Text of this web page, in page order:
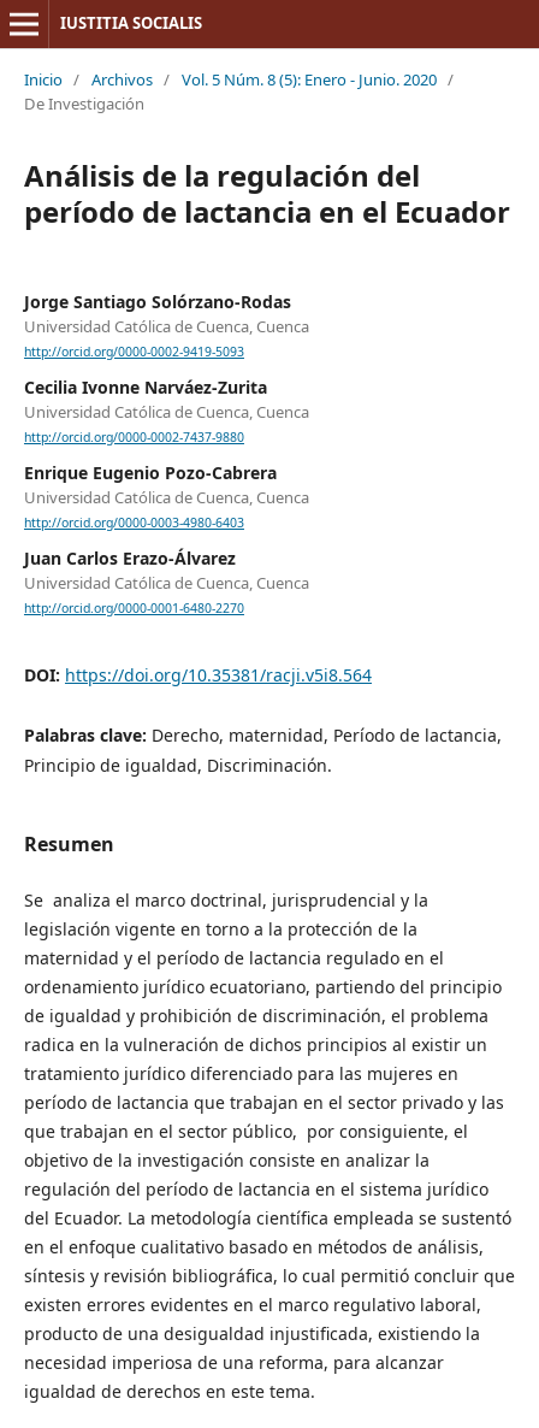
IUSTITIA SOCIALIS
Inicio / Archivos / Vol. 5 Núm. 8 (5): Enero - Junio. 2020 /
De Investigación
Análisis de la regulación del
período de lactancia en el Ecuador
Jorge Santiago Solórzano-Rodas
Universidad Católica de Cuenca, Cuenca
http://orcid.org/0000-0002-9419-5093
Cecilia Ivonne Narváez-Zurita
Universidad Católica de Cuenca, Cuenca
http://orcid.org/0000-0002-7437-9880
Enrique Eugenio Pozo-Cabrera
Universidad Católica de Cuenca, Cuenca
http://orcid.org/0000-0003-4980-6403
Juan Carlos Erazo-Álvarez
Universidad Católica de Cuenca, Cuenca
http://orcid.org/0000-0001-6480-2270
DOI: https://doi.org/10.35381/racji.v5i8.564
Palabras clave: Derecho, maternidad, Período de lactancia,
Principio de igualdad, Discriminación.
Resumen
Se analiza el marco doctrinal, jurisprudencial y la
legislación vigente en torno a la protección de la
maternidad y el período de lactancia regulado en el
ordenamiento jurídico ecuatoriano, partiendo del principio
de igualdad y prohibición de discriminación, el problema
radica en la vulneración de dichos principios al existir un
tratamiento jurídico diferenciado para las mujeres en
período de lactancia que trabajan en el sector privado y las
que trabajan en el sector público, por consiguiente, el
objetivo de la investigación consiste en analizar la
regulación del período de lactancia en el sistema jurídico
del Ecuador. La metodología científica empleada se sustentó
en el enfoque cualitativo basado en métodos de análisis,
síntesis y revisión bibliográfica, lo cual permitió concluir que
existen errores evidentes en el marco regulativo laboral,
producto de una desigualdad injustificada, existiendo la
necesidad imperiosa de una reforma, para alcanzar
igualdad de derechos en este tema.